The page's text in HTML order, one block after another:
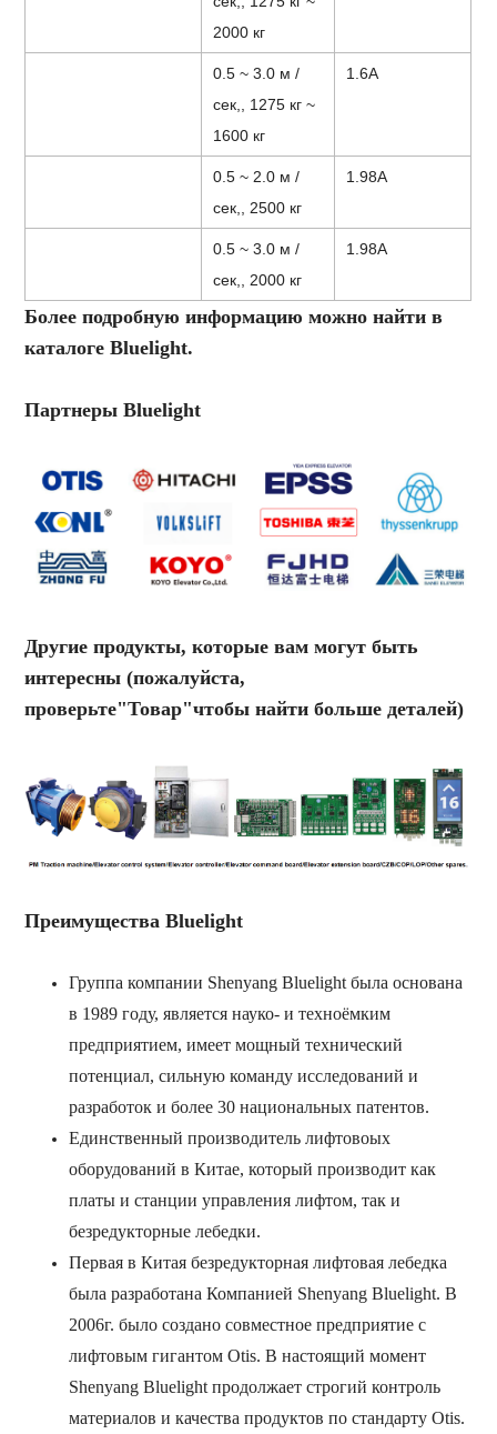
2000 кг
0.5 ~ 3.0 м /
сек,, 1275 кг ~
1600 кг
1.6А
0.5 ~ 2.0 м /
сек,, 2500 кг
1.98A
0.5 ~ 3.0 м /
сек,, 2000 кг
1.98A
Более подробную информацию можно найти в
каталоге Bluelight.
Партнеры Bluelight
Другие продукты, которые вам могут быть
интересны (пожалуйста,
проверьте"Товар"чтобы найти больше деталей)
Преимущества Bluelight
Группа компании Shenyang Bluelight была основана
в 1989 году, является науко- и техноёмким
предприятием, имеет мощный технический
потенциал, сильную команду исследований и
разработок и более 30 национальных патентов.
Единственный производитель лифтовоых
оборудований в Китае, который производит как
платы и станции управления лифтом, так и
безредукторные лебедки.
Первая в Китая безредукторная лифтовая лебедка
была разработана Компанией Shenyang Bluelight. В
2006г. было создано совместное предприятие с
лифтовым гигантом Otis. В настоящий момент
Shenyang Bluelight продолжает строгий контроль
материалов и качества продуктов по стандарту Otis.